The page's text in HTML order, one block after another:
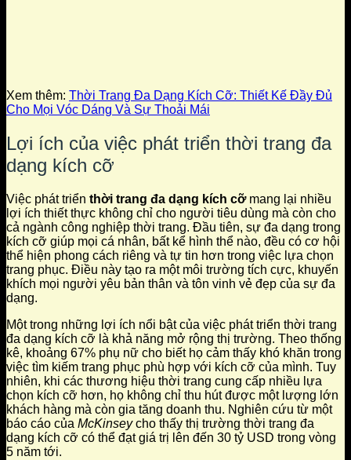
Xem thêm: Thời Trang Đa Dạng Kích Cỡ: Thiết Kế Đầy Đủ
Cho Mọi Vóc Dáng Và Sự Thoải Mái
Lợi ích của việc phát triển thời trang đa
dạng kích cỡ
Việc phát triển thời trang đa dạng kích cỡmang lại nhiều
lợi ích thiết thực không chỉ cho người tiêu dùng mà còn cho
cả ngành công nghiệp thời trang. Đầu tiên, sự đa dạng trong
kích cỡ giúp mọi cá nhân, bất kể hình thể nào, đều có cơ hội
thể hiện phong cách riêng và tự tin hơn trong việc lựa chọn
trang phục. Điều này tạo ra một môi trường tích cực, khuyến
khích mọi người yêu bản thân và tôn vinh vẻ đẹp của sự đa
dạng.
Một trong những lợi ích nổi bật của việc phát triển thời trang
đa dạng kích cỡ là khả năng mở rộng thị trường. Theo thống
kê, khoảng 67% phụ nữ cho biết họ cảm thấy khó khăn trong
việc tìm kiếm trang phục phù hợp với kích cỡ của mình. Tuy
nhiên, khi các thương hiệu thời trang cung cấp nhiều lựa
chọn kích cỡ hơn, họ không chỉ thu hút được một lượng lớn
khách hàng mà còn gia tăng doanh thu. Nghiên cứu từ một
báo cáo của McKinseycho thấy thị trường thời trang đa
dạng kích cỡ có thể đạt giá trị lên đến 30 tỷ USD trong vòng
5 năm tới.